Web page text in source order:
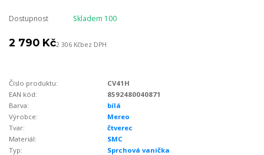
Dostupnost Skladem 100
2 790 Kč2 306 Kčbez DPH
Číslo produktu:
CV41H
EAN kód:
8592480040871
Barva:
bílá
Výrobce:
Mereo
Tvar:
čtverec
Materiál:
SMC
Typ:
Sprchová vanička